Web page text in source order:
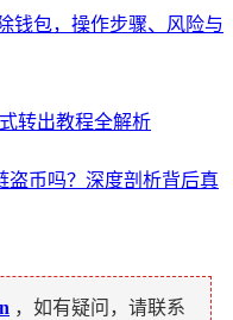
钱包，操作步骤、风险与
转出教程全解析
盗币吗？深度剖析背后真
，如有疑问，请联系